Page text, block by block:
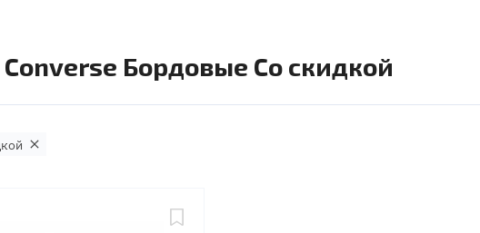
Бордовые Со скидкой